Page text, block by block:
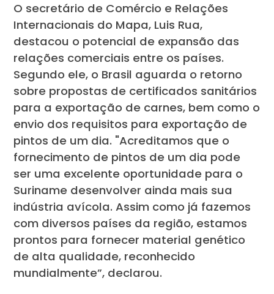
O secretário de Comércio e Relações
Internacionais do Mapa, Luis Rua,
destacou o potencial de expansão das
relações comerciais entre os países.
Segundo ele, o Brasil aguarda o retorno
sobre propostas de certificados sanitários
para a exportação de carnes, bem como o
envio dos requisitos para exportação de
pintos de um dia. "Acreditamos que o
fornecimento de pintos de um dia pode
ser uma excelente oportunidade para o
Suriname desenvolver ainda mais sua
indústria avícola. Assim como já fazemos
com diversos países da região, estamos
prontos para fornecer material genético
de alta qualidade, reconhecido
mundialmente”, declarou.